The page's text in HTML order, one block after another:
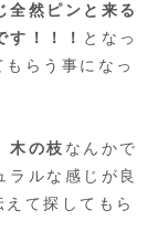
全然ピンと来る
！！！ となっ
らう事になっ
木の枝 なんかで
ラルな感じが良
て探してもら